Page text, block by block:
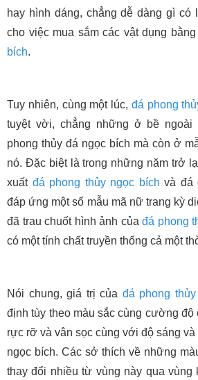
hay hình dáng, chẳng dễ dàng gì có
cho việc mua sắm các vật dụng bằng
bích.
Tuy nhiên, cùng một lúc, đá phong
tuyệt vời, chẳng những ở bề ngoài
phong thủy đá ngọc bích mà còn ở
nó. Đặc biệt là trong những năm trở
xuất đá phong thủy ngọc bích và đá
đáp ứng một số mẫu mã nữ trang kỳ
đã trau chuốt hình ảnh của đá phong
có một tính chất truyền thống cả một
Nói chung, giá trị của đá phong thủy
định tùy theo màu sắc cùng cường độ
rực rỡ và vân sọc cùng với độ sáng và
ngọc bích. Các sở thích về những
thay đổi nhiều từ vùng này qua vùng